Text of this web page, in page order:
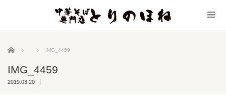
ホーム IMG_4459
IMG_4459
2019.03.20